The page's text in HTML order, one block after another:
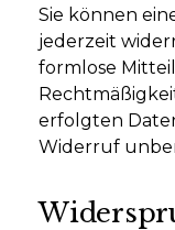
Sie können
jederzeit
formlose
erfolgten
Widerruf